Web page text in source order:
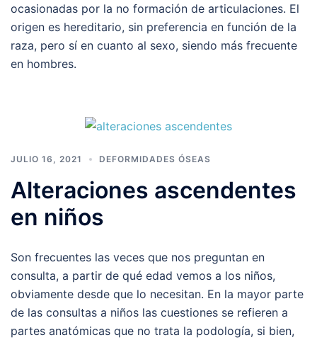
ocasionadas por la no formación de articulaciones. El
origen es hereditario, sin preferencia en función de la
raza, pero sí en cuanto al sexo, siendo más frecuente
en hombres.
JULIO 16, 2021 DEFORMIDADES ÓSEAS
Alteraciones ascendentes
en niños
Son frecuentes las veces que nos preguntan en
consulta, a partir de qué edad vemos a los niños,
obviamente desde que lo necesitan. En la mayor parte
de las consultas a niños las cuestiones se refieren a
partes anatómicas que no trata la podología, si bien,